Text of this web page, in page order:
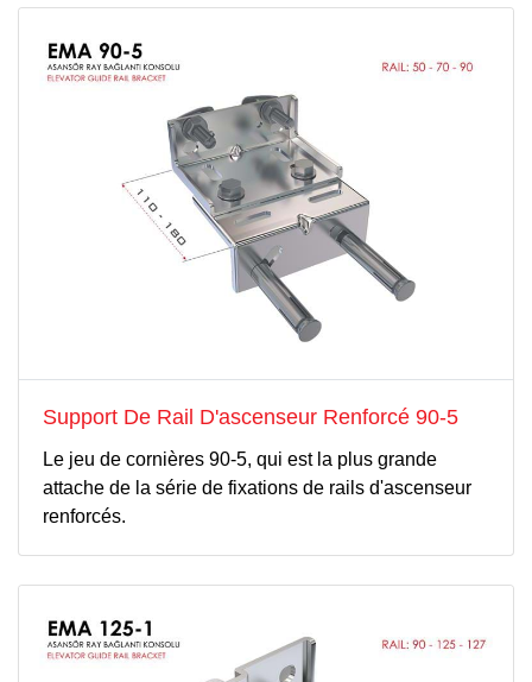
Support De Rail D'ascenseur Renforcé 90-5
Le jeu de cornières 90-5, qui est la plus grande
attache de la série de fixations de rails d'ascenseur
renforcés.